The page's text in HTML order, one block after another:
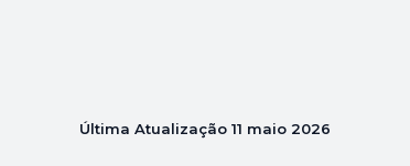
Última Atualização 11 maio 2026